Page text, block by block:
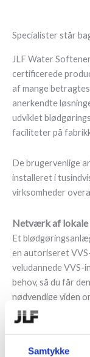
Samtykke
Specialister står
JLF Water
certificerede
af mange
anerkendte
udviklet
faciliteter på
De brugervenlige
installeret i
virksomheder
Netværk af lokale
Et
en autoriseret
veludannede VVS-
behov, så du får
nødvendige viden
hjælper med at få